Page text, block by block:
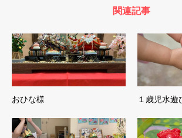
関連記事
おひな様 １歳児水遊